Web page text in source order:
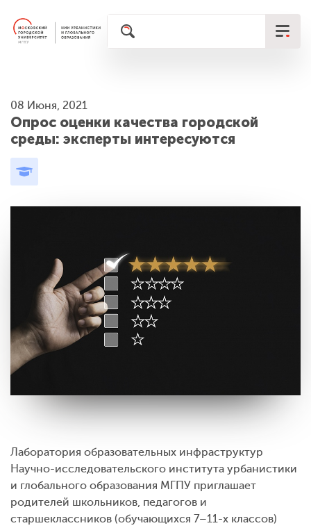
08 Июня, 2021
Опрос оценки качества городской
среды: эксперты интересуются
Лаборатория образовательных инфраструктур
Научно-исследовательского института урбанистики
и глобального образования МГПУ приглашает
родителей школьников, педагогов и
старшеклассников (обучающихся 7–11-х классов)